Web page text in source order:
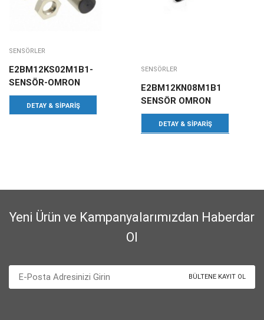
SENSÖRLER
E2BM12KS02M1B1-
SENSÖR-OMRON
DETAY & SIPARIŞ
SENSÖRLER
E2BM12KN08M1B1
SENSÖR OMRON
DETAY & SIPARIŞ
Yeni Ürün ve Kampanyalarımızdan Haberdar
Ol